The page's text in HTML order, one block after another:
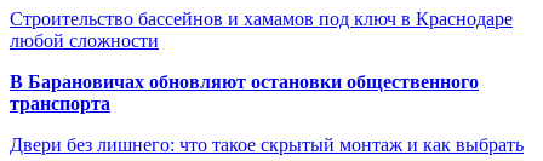
Строительство бассейнов и хамамов под ключ в Краснодаре
любой сложности
В Барановичах обновляют остановки общественного
транспорта
Двери без лишнего: что такое скрытый монтаж и как выбрать